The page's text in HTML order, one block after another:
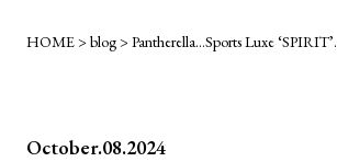
HOME>blog>Pantherella…Sports Luxe ‘SPIRIT’.
October.08.2024